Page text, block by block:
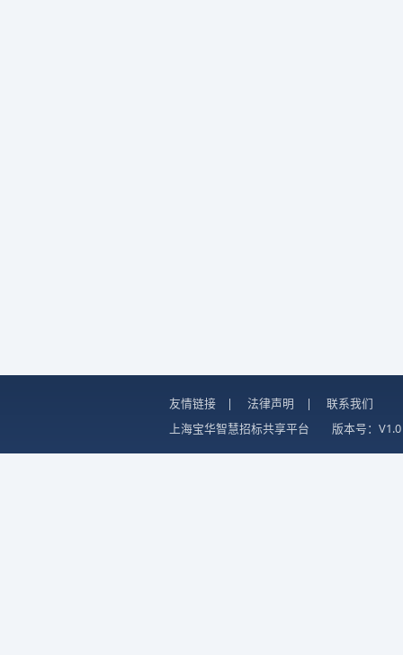
友情链接 | 法律声明 |
联系我们
上海宝华智慧招标共享平台
版本号：V1.0